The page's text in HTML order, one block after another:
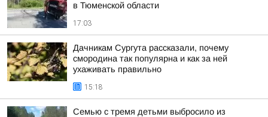
в Тюменской области
17:03
Дачникам Сургута рассказали, почему
смородина так популярна и как за ней
ухаживать правильно
15:18
Семью с тремя детьми выбросило из